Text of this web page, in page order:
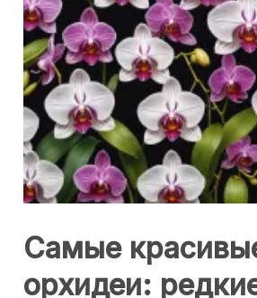
Самые
орхидеи: